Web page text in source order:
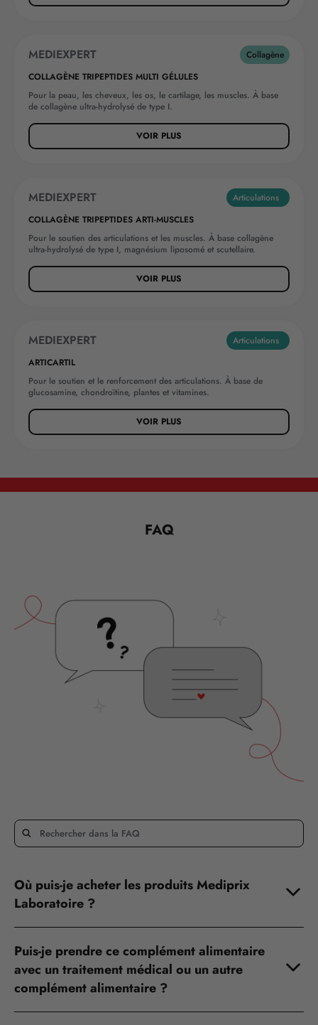
NOUVEAUTÉ
MEDIEXPERT
Collagène
COLLAGÈNE TRIPEPTIDES MULTI GÉLULES
Pour la peau, les cheveux, les os, le cartilage, les muscles. À base
de collagène ultra-hydrolysé de type I.
VOIR PLUS
NOUVEAUTÉ
MEDIEXPERT
Articulations
COLLAGÈNE TRIPEPTIDES ARTI-MUSCLES
Pour le soutien des articulations et les muscles. À base collagène
ultra-hydrolysé de type I, magnésium liposomé et scutellaire.
VOIR PLUS
MEDIEXPERT
Articulations
ARTICARTIL
Pour le soutien et le renforcement des articulations. À base de
glucosamine, chondroïtine, plantes et vitamines.
VOIR PLUS
FAQ
Où puis-je acheter les produits Mediprix
Laboratoire ?
Puis-je prendre ce complément alimentaire
avec un traitement médical ou un autre
complément alimentaire ?